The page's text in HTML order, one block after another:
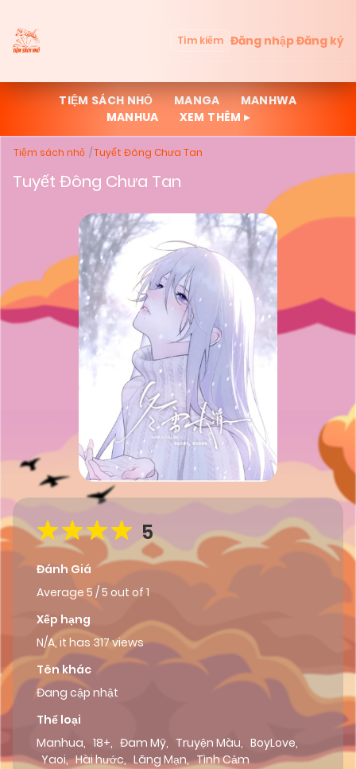
Tìm kiếm Đăng nhậpĐăng ký
TIỆM SÁCH NHỎ MANGA
MANHWA
MANHUA
XEM THÊM ▸
Tiệm sách nhỏ Tuyết Đông Chưa Tan
Tuyết Đông Chưa Tan
5
Đánh Giá
Average 5 /5 out of 1
Xếp hạng
N/A, it has 317 views
Tên khác
Đang cập nhật
Thể loại
Manhua, 18+, Đam Mỹ, Truyện Màu, BoyLove,
Yaoi, Hài hước, Lãng Mạn, Tình Cảm